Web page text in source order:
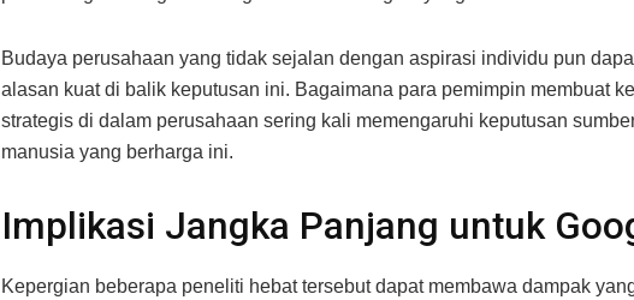
Budaya perusahaan yang tidak sejalan dengan aspirasi individu pun
alasan kuat di balik keputusan ini. Bagaimana para pemimpin membuat
strategis di dalam perusahaan sering kali memengaruhi keputusan
manusia yang berharga ini.
Implikasi Jangka Panjang untuk
Kepergian beberapa peneliti hebat tersebut dapat membawa dampak